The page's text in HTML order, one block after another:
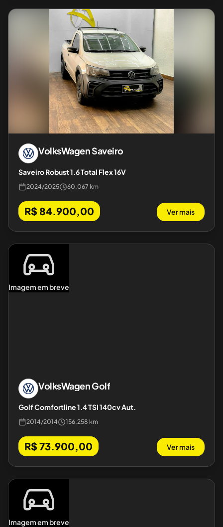
VolksWagenSaveiro
Saveiro Robust 1.6 Total Flex 16V
2024/2025 60.067 km
R$ 84.900,00 Ver mais
Imagem em breve
VolksWagenGolf
Golf Comfortline 1.4 TSI 140cv Aut.
2014/2014 156.258 km
R$ 73.900,00 Ver mais
Imagem em breve